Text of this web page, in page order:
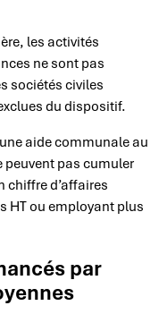
les activités
ne sont pas
sociétés civiles
du dispositif.
aide communale au
peuvent pas cumuler
chiffre d’affaires
HT ou employant plus
par